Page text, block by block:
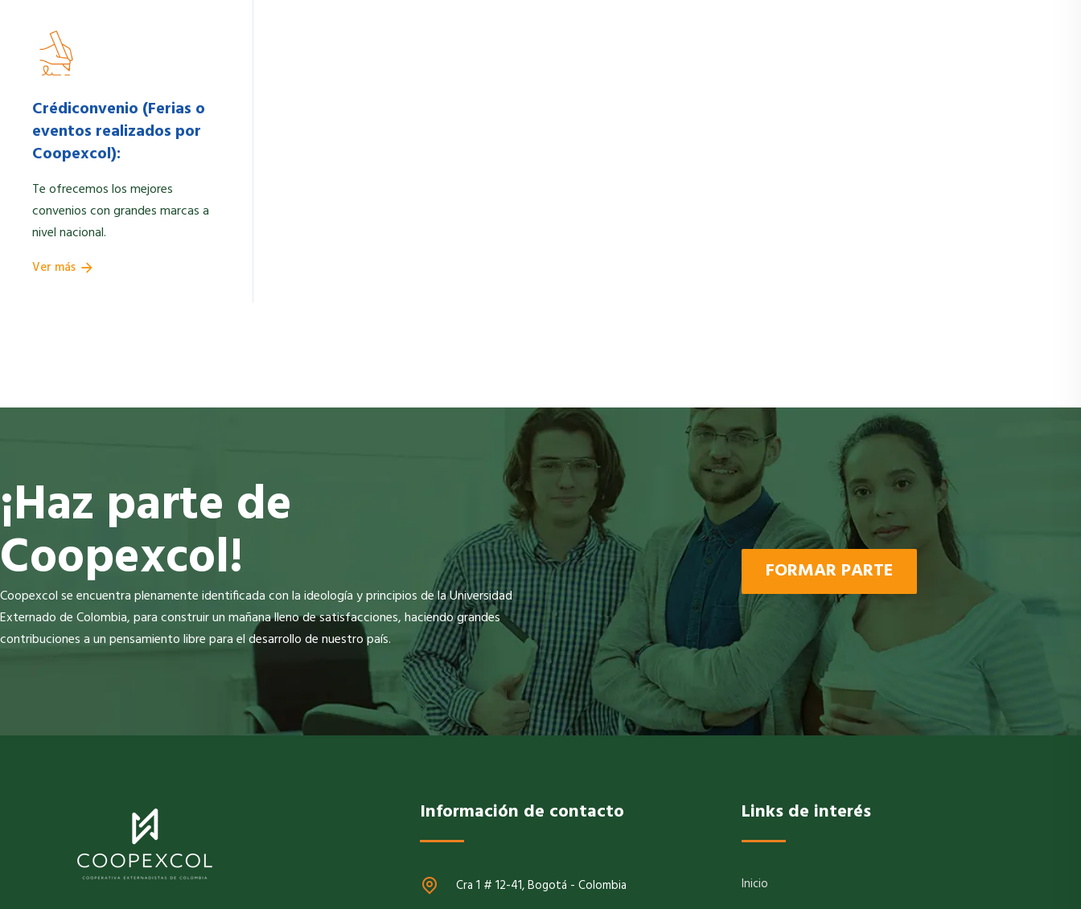
Crédiconvenio (Ferias o
eventos realizados por
Coopexcol):
Te ofrecemos los mejores
convenios con grandes marcas a
nivel nacional.
Ver más
¡Haz parte de
Coopexcol!
Coopexcol se encuentra plenamente identificada con la ideología y principios de la Universidad
Externado de Colombia, para construir un mañana lleno de satisfacciones, haciendo grandes
contribuciones a un pensamiento libre para el desarrollo de nuestro país.
FORMAR PARTE
Información de contacto
Cra 1 # 12-41, Bogotá - Colombia
Links de interés
Inicio